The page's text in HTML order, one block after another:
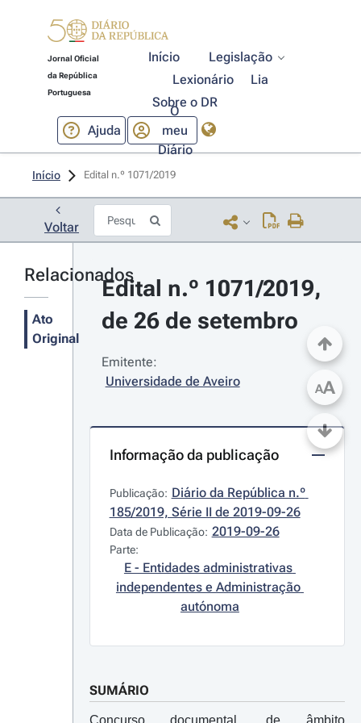
Jornal Oficial
da República
Portuguesa
Início
Legislação
Lexionário
Lia
Sobre o DR
Ajuda
O
meu
Diário
Início Edital n.º 1071/2019
Voltar
Relacionados
Ato
Original
Edital n.º 1071/2019,
de 26 de setembro
Emitente:
Universidade de Aveiro
Informação da publicação
Publicação: Diário da República n.º
185/2019, Série II de 2019-09-26
Data de Publicação: 2019-09-26
Parte:
E - Entidades administrativas
independentes e Administração
autónoma
SUMÁRIO
Concurso documental, de âmbito
AA